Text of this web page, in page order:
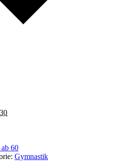
ab 60
Gymnastik